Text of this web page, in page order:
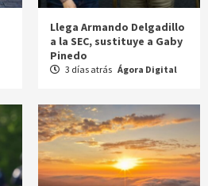
Llega Armando Delgadillo
a la SEC, sustituye a Gaby
Pinedo
3 días atrás Ágora Digital